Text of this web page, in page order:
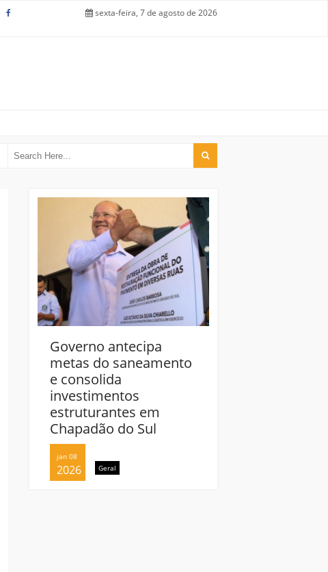
sexta-feira, 7 de agosto de 2026
Governo antecipa
metas do saneamento
e consolida
investimentos
estruturantes em
Chapadão do Sul
jan 08
2026 Geral